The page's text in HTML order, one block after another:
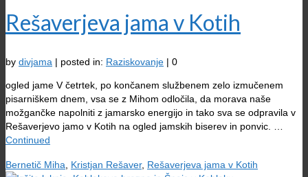
Rešaverjeva jama v Kotih
by divjama | posted in: Raziskovanje | 0
ogled jame V četrtek, po končanem službenem zelo izmučenem
pisarniškem dnem, vsa se z Mihom odločila, da morava naše
možgančke napolniti z jamarsko energijo in tako sva se odpravila v
Rešaverjevo jamo v Kotih na ogled jamskih biserev in ponvic. …
Continued
Bernetič Miha Kristjan Rešaver, Rešaverjeva jama v Kotih